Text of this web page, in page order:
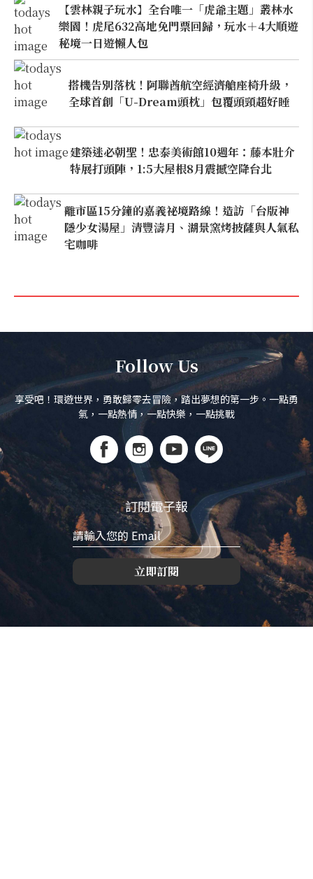
【雲林親子玩水】全台唯一「虎爺主題」叢林水
樂園！虎尾632高地免門票回歸，玩水＋4大順遊
秘境一日遊懶人包
搭機告別落枕！阿聯酋航空經濟艙座椅升級，
全球首創「U-Dream頭枕」包覆頭頸超好睡
建築迷必朝聖！忠泰美術館10週年：藤本壯介
特展打頭陣，1:5大屋根8月震撼空降台北
離市區15分鐘的嘉義祕境路線！造訪「台版神
隱少女湯屋」清豐濤月、湖景窯烤披薩與人氣私
宅咖啡
Follow Us
享受吧！環遊世界，勇敢歸零去冒險，踏出夢想的第一步。一點勇
氣，一點熱情，一點快樂，一點挑戰
訂閱電子報
立即訂閱